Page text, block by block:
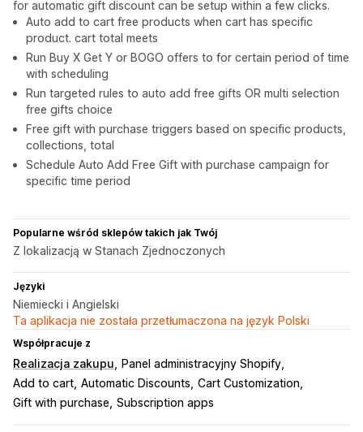
for automatic gift discount can be setup within a few clicks.
Auto add to cart free products when cart has specific
product. cart total meets
Run Buy X Get Y or BOGO offers to for certain period of time
with scheduling
Run targeted rules to auto add free gifts OR multi selection
free gifts choice
Free gift with purchase triggers based on specific products,
collections, total
Schedule Auto Add Free Gift with purchase campaign for
specific time period
Popularne wśród sklepów takich jak Twój
Z lokalizacją w Stanach Zjednoczonych
Języki
Niemiecki i Angielski
Ta aplikacja nie została przetłumaczona na język Polski
Współpracuje z
Realizacja zakupu
Panel administracyjny Shopify
Add to cart Automatic Discounts Cart Customization
Gift with purchase Subscription apps